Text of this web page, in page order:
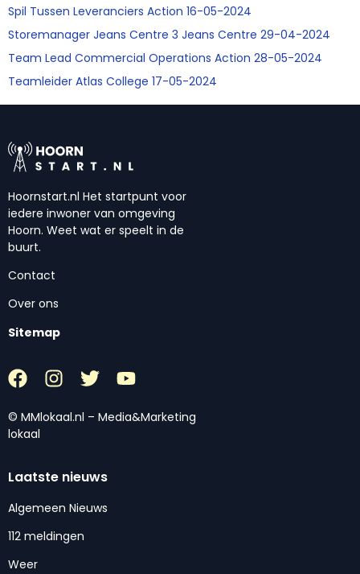
Spil Tussen Leveranciers Action 16-05-2024
Storemanager Jeans Centre 3 Jeans Centre 29-04-2024
Team Lead Commercial Operations Action 28-05-2024
Teamleider Atlas College 17-05-2024
Hoornstart.nl Het startpunt voor
iedere inwoner van omgeving
Hoorn. Weet wat er speelt in de
buurt.
Contact
Over ons
Sitemap
© MMlokaal.nl – Media&Marketing
lokaal
Laatste nieuws
Algemeen Nieuws
112 meldingen
Weer